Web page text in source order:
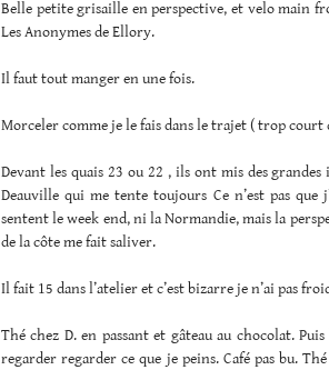
Belle petite grisaille en perspective, et velo main
Les Anonymes de Ellory.
Il faut tout manger en une fois.
Morceler comme je le fais dans le trajet ( trop court
Devant les quais 23 ou 22 , ils ont mis des
Deauville qui me tente toujours Ce n’est pas que
sentent le week end, ni la Normandie, mais la
de la côte me fait saliver.
Il fait 15 dans l’atelier et c’est bizarre je n’ai pas
Thé chez D. en passant et gâteau au chocolat.
regarder regarder ce que je peins. Café pas bu.